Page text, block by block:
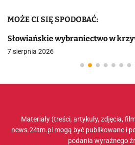
MOŻE CI SIĘ SPODOBAĆ:
Słowiańskie wybraniectwo w
7 sierpnia 2026
Materiały (treści, artykuły, zdjęcia,
news.24tm.pl mogą być publikowane i
podania wyraźnego